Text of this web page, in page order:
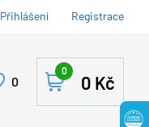
Přihlášení Registrace
0 0 Kč
0